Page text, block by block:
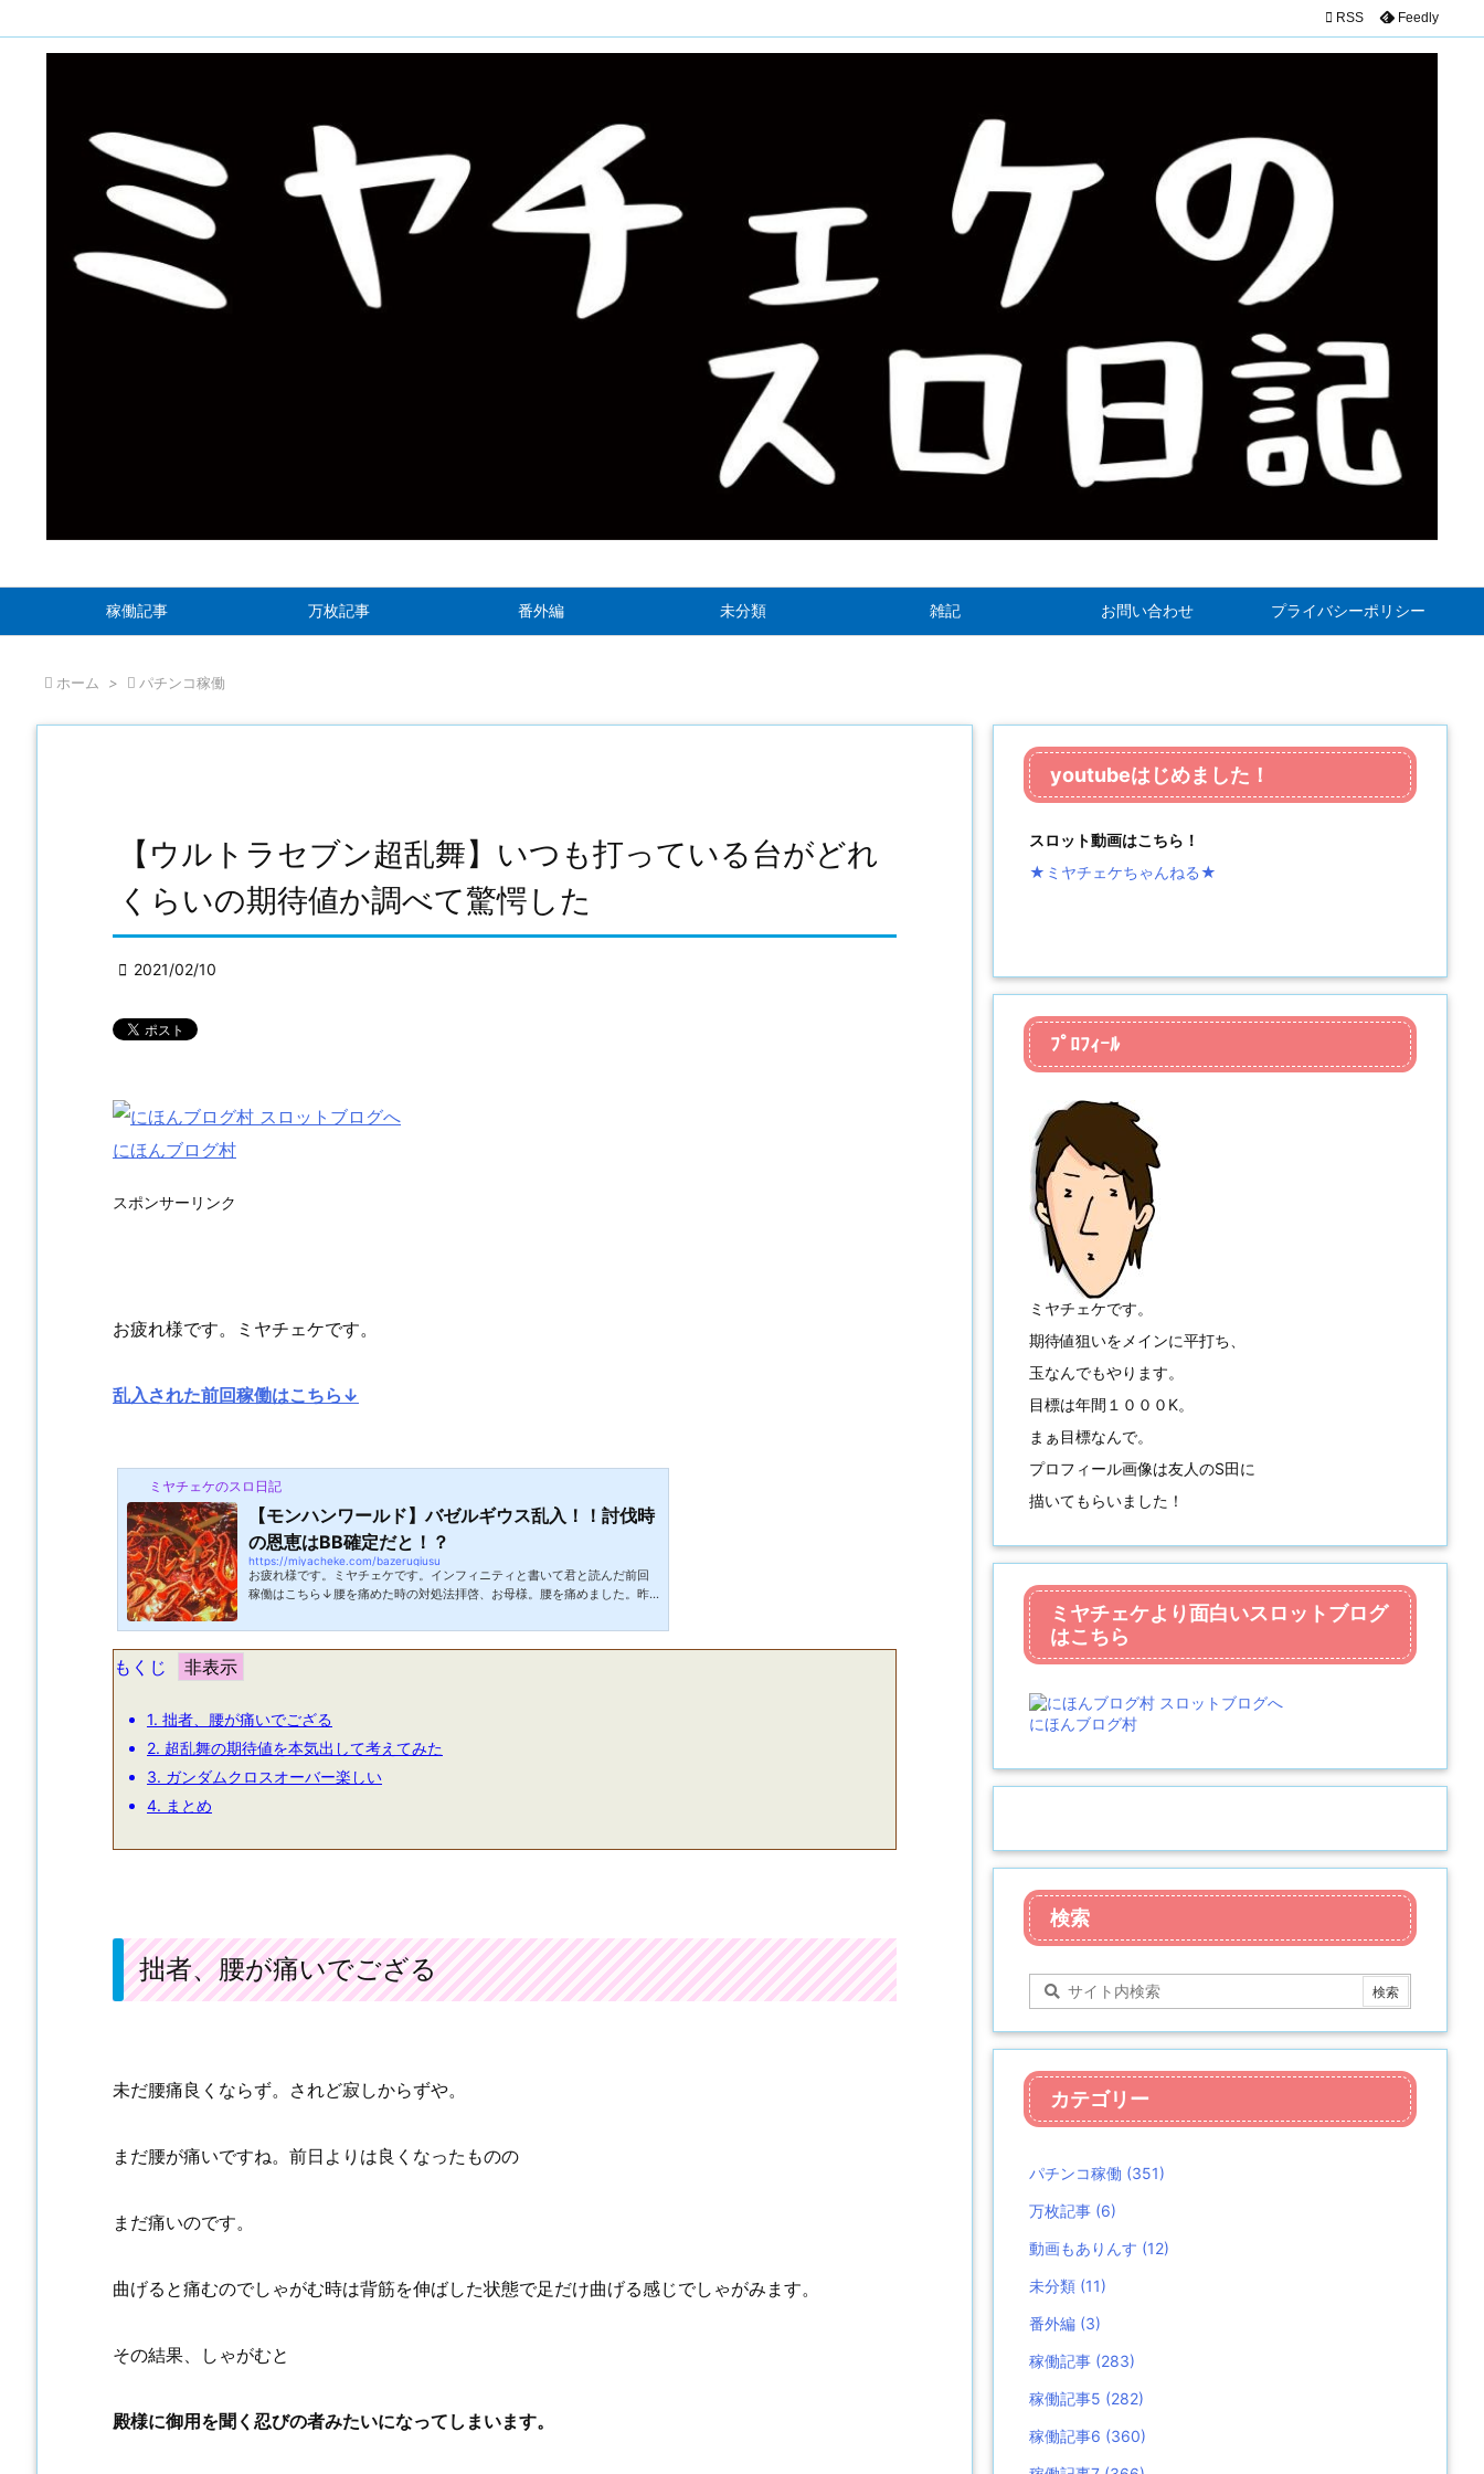
稼働記事 万枚記事 番外編 未分類 雑記 お問い合わせ プライバシーポリシー
 RSS Feedly
 ホーム >  パチンコ稼働
【ウルトラセブン超乱舞】いつも打っている台がどれ
くらいの期待値か調べて驚愕した
 2021/02/10
にほんブログ村
スポンサーリンク
お疲れ様です。ミヤチェケです。
乱入された前回稼働はこちら↓
ミヤチェケのスロ日記
【モンハンワールド】バゼルギウス乱入！！討伐時
の恩恵はBB確定だと！？
https://miyacheke.com/bazerugiusu
お疲れ様です。ミヤチェケです。インフィニティと書いて君と読んだ前回
稼働はこちら↓腰を痛めた時の対処法拝啓、お母様。腰を痛めました。昨
と思いいつも通りパチンコ屋さんに行って打っていたら腰が痛い・・・。
これは稼働どころではないぞ。と言いながらきっちり打ち切ってきたわけ
もくじ
1. 拙者、腰が痛いでござる
2. 超乱舞の期待値を本気出して考えてみた
3. ガンダムクロスオーバー楽しい
4. まとめ
拙者、腰が痛いでござる
未だ腰痛良くならず。されど寂しからずや。
まだ腰が痛いですね。前日よりは良くなったものの
まだ痛いのです。
曲げると痛むのでしゃがむ時は背筋を伸ばした状態で足だけ曲げる感じでしゃがみます。
その結果、しゃがむと
殿様に御用を聞く忍びの者みたいになってしまいます。
youtubeはじめました！
スロット動画はこちら！
★ミヤチェケちゃんねる★
ﾌﾟﾛﾌｨｰﾙ
ミヤチェケです。
期待値狙いをメインに平打ち、
玉なんでもやります。
目標は年間１０００K。
まぁ目標なんで。
プロフィール画像は友人のS田に
描いてもらいました！
ミヤチェケより面白いスロットブログ
はこちら
にほんブログ村
検索
カテゴリー
パチンコ稼働 (351)
万枚記事 (6)
動画もありんす (12)
未分類 (11)
番外編 (3)
稼働記事 (283)
稼働記事5 (282)
稼働記事6 (360)